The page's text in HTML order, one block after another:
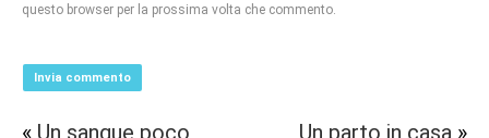
questo browser per la prossima volta che commento.
« Un sangue poco
Un parto in casa »